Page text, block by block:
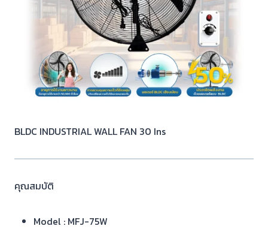
BLDC INDUSTRIAL WALL FAN 30 Ins
คุณสมบัติ
Model : MFJ-75W